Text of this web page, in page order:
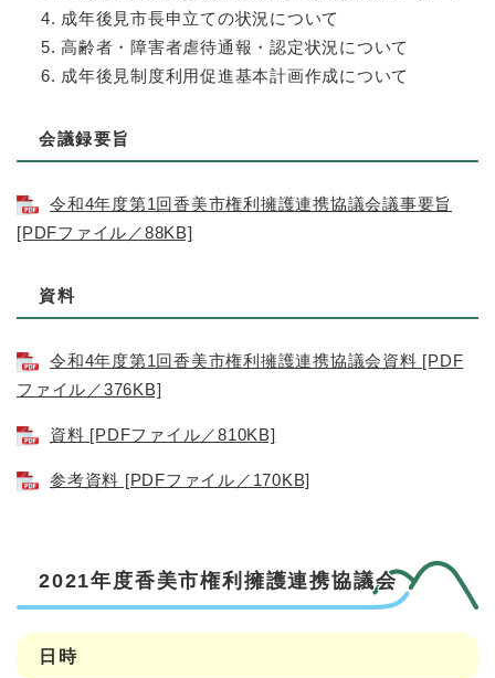
成年後見市長申立ての状況について
高齢者・障害者虐待通報・認定状況について
成年後見制度利用促進基本計画作成について
会議録要旨
令和4年度第1回香美市権利擁護連携協議会議事要旨
[PDFファイル／88KB]
資料
令和4年度第1回香美市権利擁護連携協議会資料 [PDF
ファイル／376KB]
資料 [PDFファイル／810KB]
参考資料 [PDFファイル／170KB]
2021年度香美市権利擁護連携協議会
日時